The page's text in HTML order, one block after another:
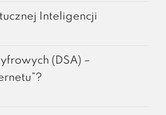
Inteligencji
(DSA) –